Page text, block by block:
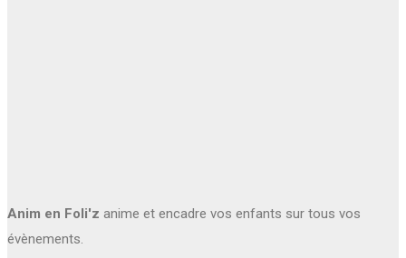
Anim en Foli'z anime et encadre vos enfants sur tous vos
évènements.